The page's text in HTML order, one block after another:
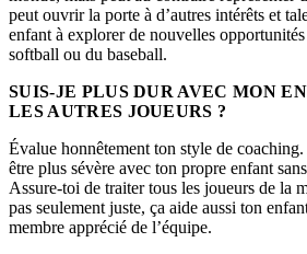
peut ouvrir la porte à d’autres intérêts et
enfant à explorer de nouvelles
softball ou du baseball.
SUIS-JE PLUS DUR AVEC MON
LES AUTRES JOUEURS ?
Évalue honnêtement ton style de
être plus sévère avec ton propre enfant
Assure-toi de traiter tous les joueurs de la
pas seulement juste, ça aide aussi ton
membre apprécié de l’équipe.